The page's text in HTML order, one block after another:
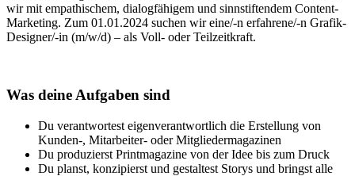
wir mit empathischem, dialogfähigem und sinnstiftendem Content-
Marketing. Zum 01.01.2024 suchen wir eine/-n erfahrene/-n Grafik-
Designer/-in (m/w/d) – als Voll- oder Teilzeitkraft.
Was deine Aufgaben sind
Du verantwortest eigenverantwortlich die Erstellung von
Kunden-, Mitarbeiter- oder Mitgliedermagazinen
Du produzierst Printmagazine von der Idee bis zum Druck
Du planst, konzipierst und gestaltest Storys und bringst alle